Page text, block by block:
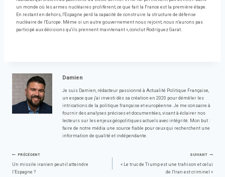
un monde où les armes nucléaires prolifèrent, ce que fait la France est la première étape.
En restant en dehors, l'Espagne perd la capacité de construire la structure de défense
nucléaire de l'Europe. Même si un autre gouvernement nous rejoint, nous n'aurons pas
participé aux décisions qu'ils prennent maintenant », conclut Rodríguez Garat.
Damien
Je suis Damien, rédacteur passionné à Actualité Politique Française,
un espace que j'ai investi dès sa création en 2020 pour démêler les
intrications de la politique française et européenne. Je me consacre à
fournir des analyses précises et documentées, visant à éclairer nos
lecteurs sur les enjeux géopolitiques actuels avec intégrité. Mon but :
faire de notre média une source fiable pour ceux qui recherchent une
information de qualité et indépendante.
Navigation
PRÉCÉDENT
Un missile iranien peut-il atteindre
l’Espagne ?
SUIVANT
« Le truc de Trump est une trahison et celui
de l'Iran est criminel »